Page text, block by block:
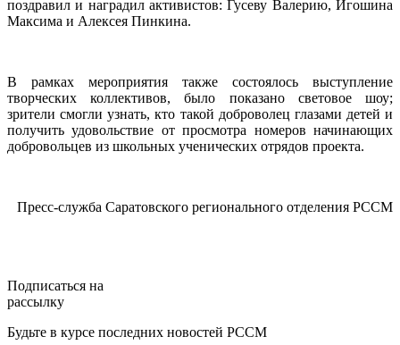
поздравил и наградил активистов: Гусеву Валерию, Игошина
Максима и Алексея Пинкина.
В рамках мероприятия также состоялось выступление
творческих коллективов, было показано световое шоу;
зрители смогли узнать, кто такой доброволец глазами детей и
получить удовольствие от просмотра номеров начинающих
добровольцев из школьных ученических отрядов проекта.
Пресс-служба Саратовского регионального отделения РССМ
Подписаться на
рассылку
Будьте в курсе последних новостей РССМ